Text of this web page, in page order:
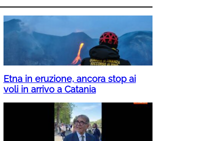
Etna in eruzione, ancora stop ai
voli in arrivo a Catania